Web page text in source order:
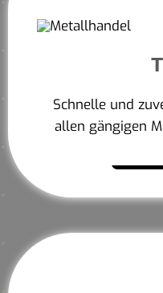
Schnelle und
allen gängigen